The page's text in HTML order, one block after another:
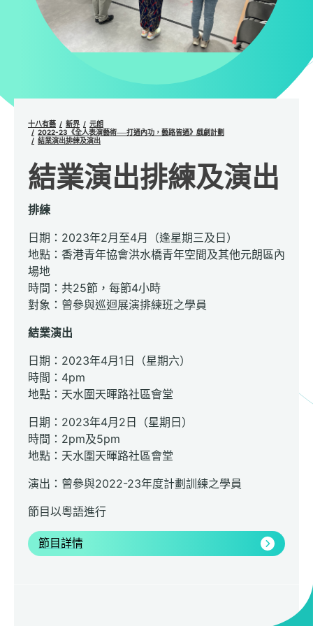
十八有藝 新界
元朗
2022-23《全人表演藝術──打通內功，藝路皆通》戲劇計劃
結業演出排練及演出
結業演出排練及演出
排練
日期：2023年2月至4月（逢星期三及日）
地點：香港青年協會洪水橋青年空間及其他元朗區內
場地
時間：共25節，每節4小時
對象：曾參與巡迴展演排練班之學員
結業演出
日期：2023年4月1日（星期六）
時間：4pm
地點：天水圍天暉路社區會堂
日期：2023年4月2日（星期日）
時間：2pm及5pm
地點：天水圍天暉路社區會堂
演出：曾參與2022-23年度計劃訓練之學員
節目以粵語進行
節目詳情